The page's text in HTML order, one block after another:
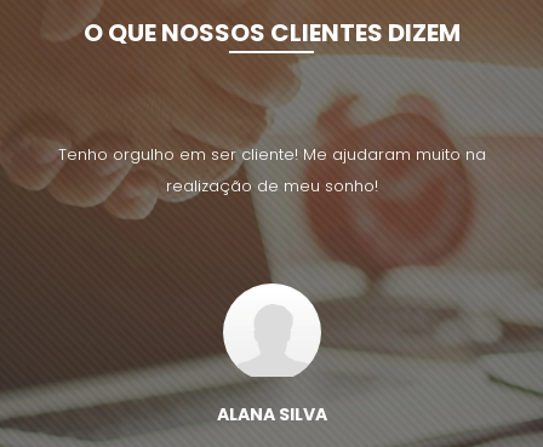
O QUE NOSSOS CLIENTES DIZEM
Tenho orgulho em ser cliente! Me ajudaram muito na
realização de meu sonho!
ALANA SILVA